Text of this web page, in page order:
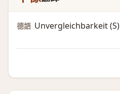
德語 Unvergleichbarkeit (S)​